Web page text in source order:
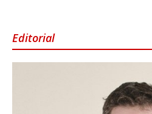
Editorial